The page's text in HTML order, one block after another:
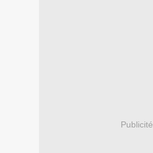
Publicité